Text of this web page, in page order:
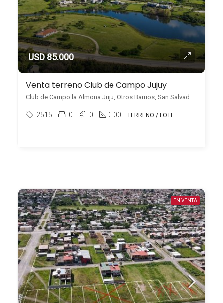
USD 85.000
Venta terreno Club de Campo Jujuy
Club de Campo la Almona Juju, Otros Barrios, San Salvador de Jujuy
2515 0 0 0.00 TERRENO / LOTE
EN VENTA